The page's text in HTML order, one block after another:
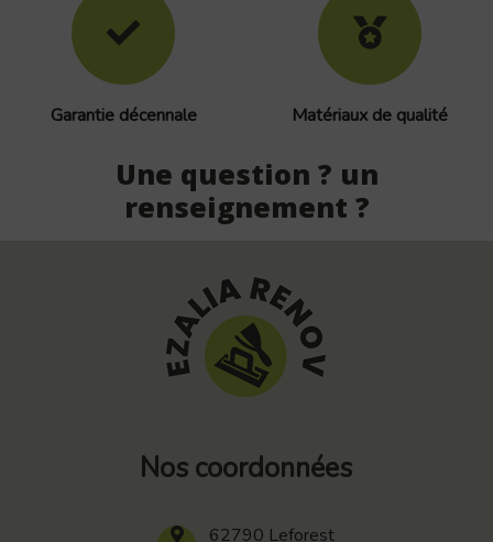
Garantie décennale Matériaux de qualité
Une question ? un
renseignement ?
Nos coordonnées
62790 Leforest